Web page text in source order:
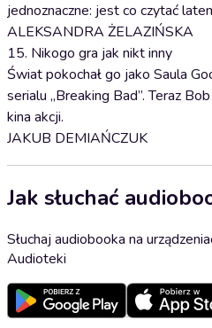
jednoznaczne: jest co czytać
ALEKSANDRA ŻELAZIŃSKA
15. Nikogo gra jak nikt inny
Świat pokochał go jako Saula
serialu „Breaking Bad”. Teraz
kina akcji.
JAKUB DEMIAŃCZUK
Jak słuchać
Słuchaj audiobooka na
Audioteki